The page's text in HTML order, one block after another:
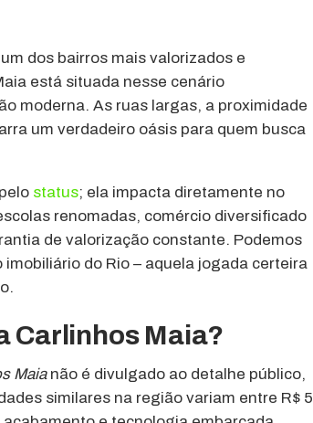
dos bairros mais valorizados e
está situada nesse cenário
moderna. As ruas largas, a proximidade
um verdadeiro oásis para quem busca
status; ela impacta diretamente no
renomadas, comércio diversificado
de valorização constante. Podemos
do Rio – aquela jogada certeira
Carlinhos Maia?
Maianão é divulgado ao detalhe público,
similares na região variam entre R$ 5